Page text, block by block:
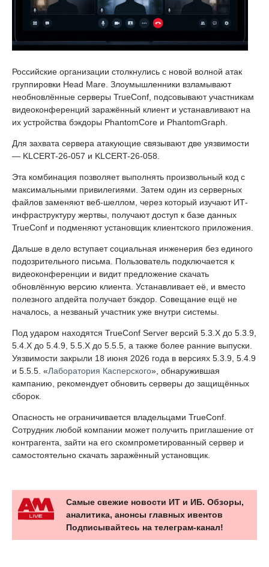
Российские организации столкнулись с новой волной атак
группировки Head Mare. Злоумышленники взламывают
необновлённые серверы TrueConf, подсовывают участникам
видеоконференций заражённый клиент и устанавливают на
их устройства бэкдоры PhantomCore и PhantomGraph.
Для захвата сервера атакующие связывают две уязвимости
— KLCERT-26-057 и KLCERT-26-058.
Эта комбинация позволяет выполнять произвольный код с
максимальными привилегиями. Затем один из серверных
файлов заменяют веб-шеллом, через который изучают ИТ-
инфраструктуру жертвы, получают доступ к базе данных
TrueConf и подменяют установщик клиентского приложения.
Дальше в дело вступает социальная инженерия без единого
подозрительного письма. Пользователь подключается к
видеоконференции и видит предложение скачать
обновлённую версию клиента. Устанавливает её, и вместо
полезного апдейта получает бэкдор. Совещание ещё не
началось, а незваный участник уже внутри системы.
Под ударом находятся TrueConf Server версий 5.3.X до 5.3.9,
5.4.X до 5.4.9, 5.5.X до 5.5.5, а также более ранние выпуски.
Уязвимости закрыли 18 июня 2026 года в версиях 5.3.9, 5.4.9
и 5.5.5. «Лаборатория Касперского», обнаружившая
кампанию, рекомендует обновить серверы до защищённых
сборок.
Опасность не ограничивается владельцами TrueConf.
Сотрудник любой компании может получить приглашение от
контрагента, зайти на его скомпрометированный сервер и
самостоятельно скачать заражённый установщик.
Самые свежие новости ИТ и ИБ. Обзоры,
аналитика, анонсы главных ивентов
Подписывайтесь на телеграм-канал!